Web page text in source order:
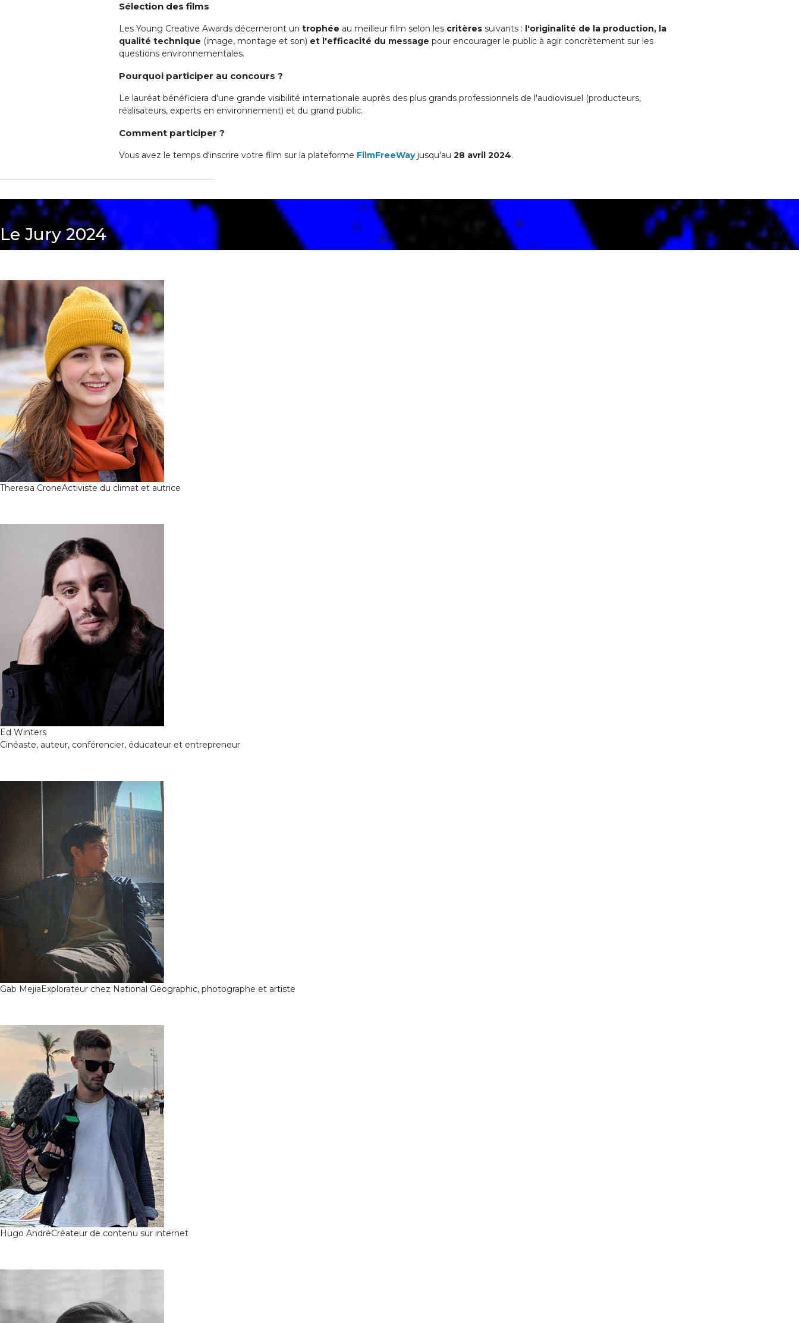
Sélection des films
Les Young Creative Awards décerneront un trophée au meilleur film selon les critères suivants : l'originalité de la production, la
qualité technique (image, montage et son) et l'efficacité du message pour encourager le public à agir concrètement sur les
questions environnementales.
Pourquoi participer au concours ?
Le lauréat bénéficiera d'une grande visibilité internationale auprès des plus grands professionnels de l'audiovisuel (producteurs,
réalisateurs, experts en environnement) et du grand public.
Comment participer ?
Vous avez le temps d'inscrire votre film sur la plateforme FilmFreeWayjusqu'au 28 avril 2024.
Le Jury 2024
Theresia CroneActiviste du climat et autrice
Ed Winters
Cinéaste, auteur, conférencier, éducateur et entrepreneur
Gab MejiaExplorateur chez National Geographic, photographe et artiste
Hugo AndréCréateur de contenu sur internet